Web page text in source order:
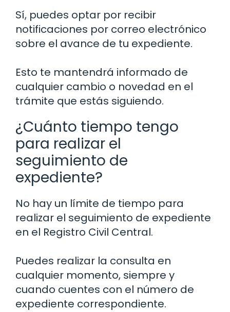
Sí, puedes optar por recibir
notificaciones por correo electrónico
sobre el avance de tu expediente.
Esto te mantendrá informado de
cualquier cambio o novedad en el
trámite que estás siguiendo.
¿Cuánto tiempo tengo
para realizar el
seguimiento de
expediente?
No hay un límite de tiempo para
realizar el seguimiento de expediente
en el Registro Civil Central.
Puedes realizar la consulta en
cualquier momento, siempre y
cuando cuentes con el número de
expediente correspondiente.